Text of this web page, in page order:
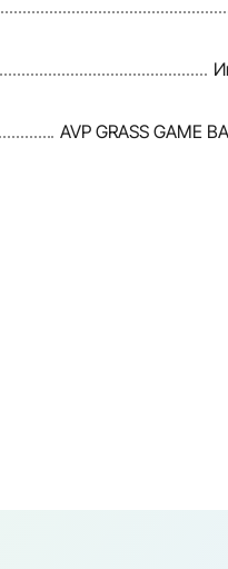
AVP GRASS GAME